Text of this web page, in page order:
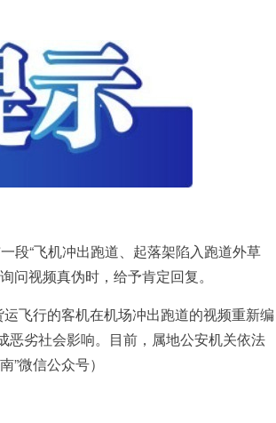
段“飞机冲出跑道、起落架陷入跑道外草
问视频真伪时，给予肯定回复。
飞行的客机在机场冲出跑道的视频重新编
恶劣社会影响。目前，属地公安机关依法
”微信公众号）